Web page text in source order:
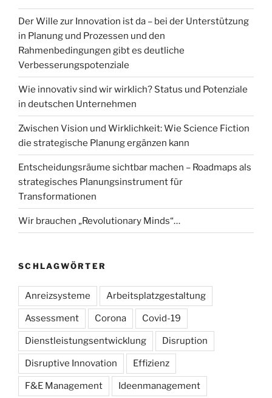
Der Wille zur Innovation ist da – bei der Unterstützung
in Planung und Prozessen und den
Rahmenbedingungen gibt es deutliche
Verbesserungspotenziale
Wie innovativ sind wir wirklich? Status und Potenziale
in deutschen Unternehmen
Zwischen Vision und Wirklichkeit: Wie Science Fiction
die strategische Planung ergänzen kann
Entscheidungsräume sichtbar machen – Roadmaps als
strategisches Planungsinstrument für
Transformationen
Wir brauchen „Revolutionary Minds“…
SCHLAGWÖRTER
Anreizsysteme Arbeitsplatzgestaltung
Assessment Corona Covid-19
Dienstleistungsentwicklung Disruption
Disruptive Innovation Effizienz
F&E Management Ideenmanagement